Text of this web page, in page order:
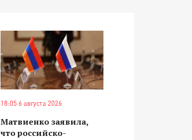
18:05 6 августа 2026
Матвиенко заявила,
что российско-